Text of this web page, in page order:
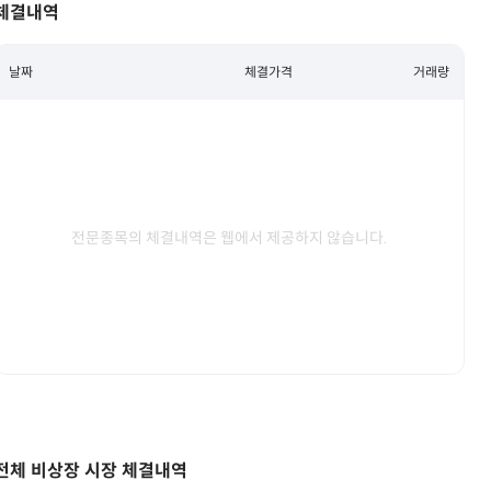
결내역
날짜 체결가격 거래량
전문종목의 체결내역은 웹에서 제공하지 않습니다.
체 비상장 시장 체결내역